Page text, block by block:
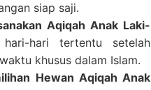
siap saji.
Aqiqah Anak Laki-
hari tertentu setelah
khusus dalam Islam.
Hewan Aqiqah Anak